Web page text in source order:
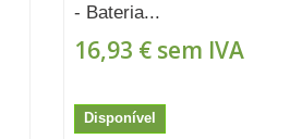
- Bateria...
16,93 €sem IVA
Disponível